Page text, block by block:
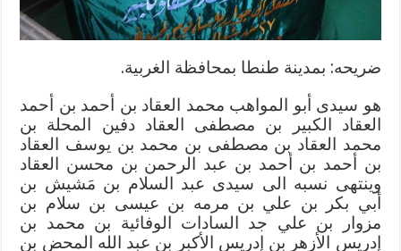
ضريحه: بمدينة طنطا بمحافظة الغربية.
هو سيدى أبو المواهب محمد العقاد بن أحمد بن أحمد
العقاد الكبير بن مصطفى العقاد دفين المحلة بن
محمد العقاد بن مصطفى بن محمد بن يوسف العقاد
بن أحمد بن أحمد بن عبد الرحمن بن محسن العقاد
وينتهى نسبه الى سيدى عبد السلام بن مَشيش بن
أبي بكر بن علي بن مرمه بن عيسى بن سلام بن
مزوار بن علي جد السادات الوفائية بن محمد بن
إدريس الأزهر بن إدريس الأكبر بن عبد الله المحض بن